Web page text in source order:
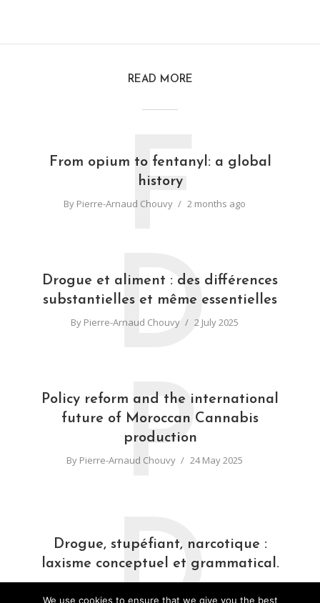
READ MORE
From opium to fentanyl: a global
history
By Pierre-Arnaud Chouvy 2 months ago
F
Drogue et aliment : des différences
substantielles et même essentielles
By Pierre-Arnaud Chouvy 2 July 2025
D
Policy reform and the international
future of Moroccan Cannabis
production
By Pierre-Arnaud Chouvy 24 May 2025
P
Drogue, stupéfiant, narcotique :
laxisme conceptuel et grammatical.
ByPierre-Arnaud Chouvy 31 March 2025
We use cookies to ensure that we give you the best